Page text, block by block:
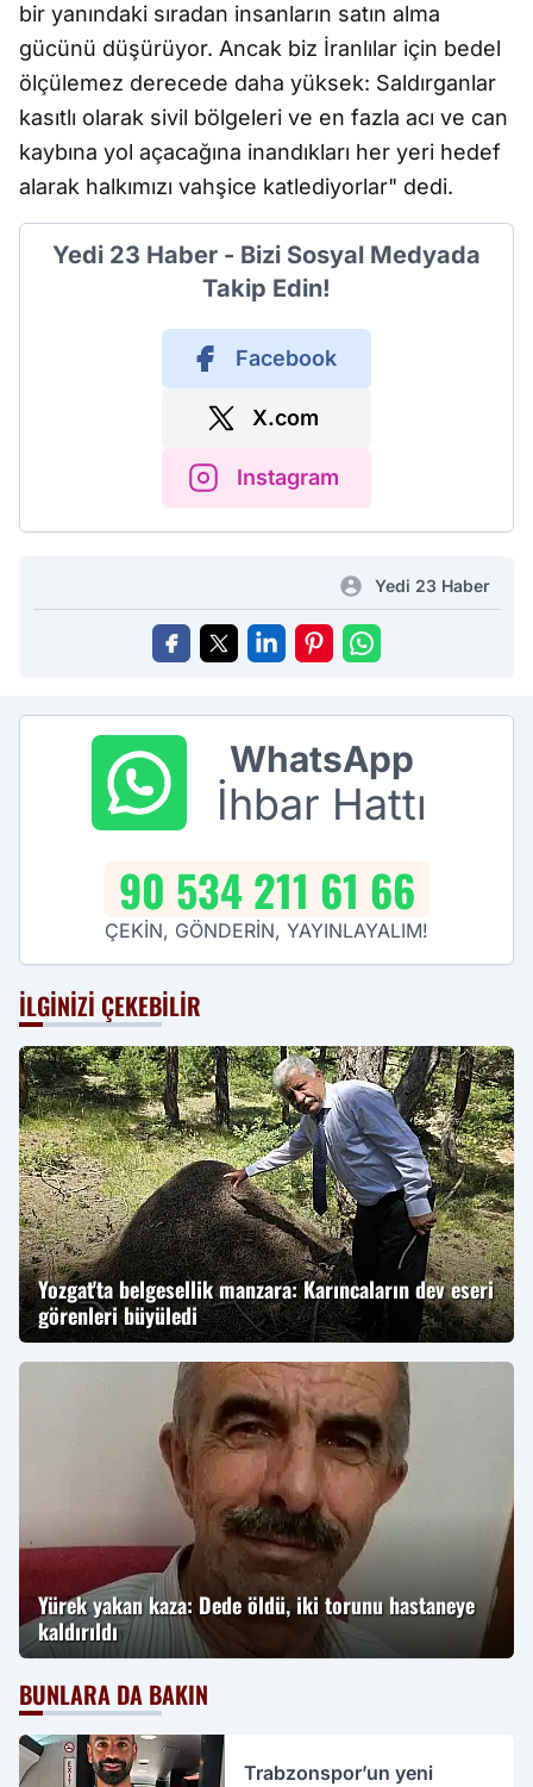
bir yanındaki sıradan insanların satın alma
gücünü düşürüyor. Ancak biz İranlılar için bedel
ölçülemez derecede daha yüksek: Saldırganlar
kasıtlı olarak sivil bölgeleri ve en fazla acı ve can
kaybına yol açacağına inandıkları her yeri hedef
alarak halkımızı vahşice katlediyorlar" dedi.
Yedi 23 Haber - Bizi Sosyal Medyada
Takip Edin!
Facebook
X.com
Instagram
Yedi 23 Haber
WhatsApp
İhbar Hattı
90 534 211 61 66
ÇEKİN, GÖNDERİN, YAYINLAYALIM!
İLGINIZI ÇEKEBILIR
Yozgat'ta belgesellik manzara: Karıncaların dev eseri
görenleri büyüledi
Yürek yakan kaza: Dede öldü, iki torunu hastaneye
kaldırıldı
BUNLARA DA BAKIN
Trabzonspor’un yeni